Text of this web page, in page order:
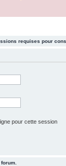
requises pour
pour cette session